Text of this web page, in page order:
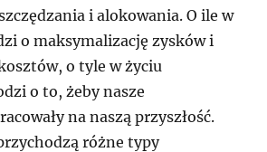
i alokowania. O ile w
o maksymalizację zysków i
o tyle w życiu
o to, żeby nasze
na naszą przyszłość.
różne typy